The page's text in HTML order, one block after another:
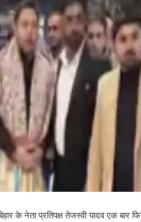
के नेता प्रतिपक्ष तेजस्वी यादव एक